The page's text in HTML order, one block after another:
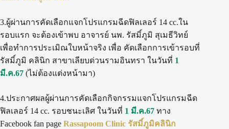
3.ผู้ผ่านการคัดเลือกแจกโปรแกรมฉีดฟิลเลอร์ 14 cc.ใน
รอบแรก จะต้องเข้าพบ อาจารย์ นพ. รัสมิ์ภูมิ สุเมธีวิทย์
เพื่อทำการประเมิณใบหน้าจริง เพื่อ คัดเลือกการเข้ารอบที่
รัสมิ์ภูมิ คลินิก สาขาเลียบด่วนรามอินทรา ในวันที่ 1
มี.ค.67 (ไม่ต้องแต่งหน้ามา)
4.ประกาศผลผู้ผ่านการคัดเลือกกิจกรรมแจกโปรแกรมฉีด
ฟิลเลอร์ 14 cc. รอบชนะเลิศ ในวันที่ 1 มี.ค.67 ทาง
Facebook fan page Rassapoom Clinic รัสมิ์ภูมิคลินิก